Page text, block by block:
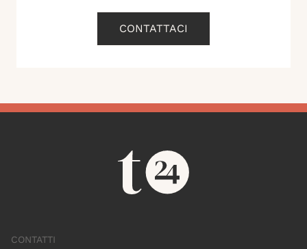
CONTATTACI
CONTATTI